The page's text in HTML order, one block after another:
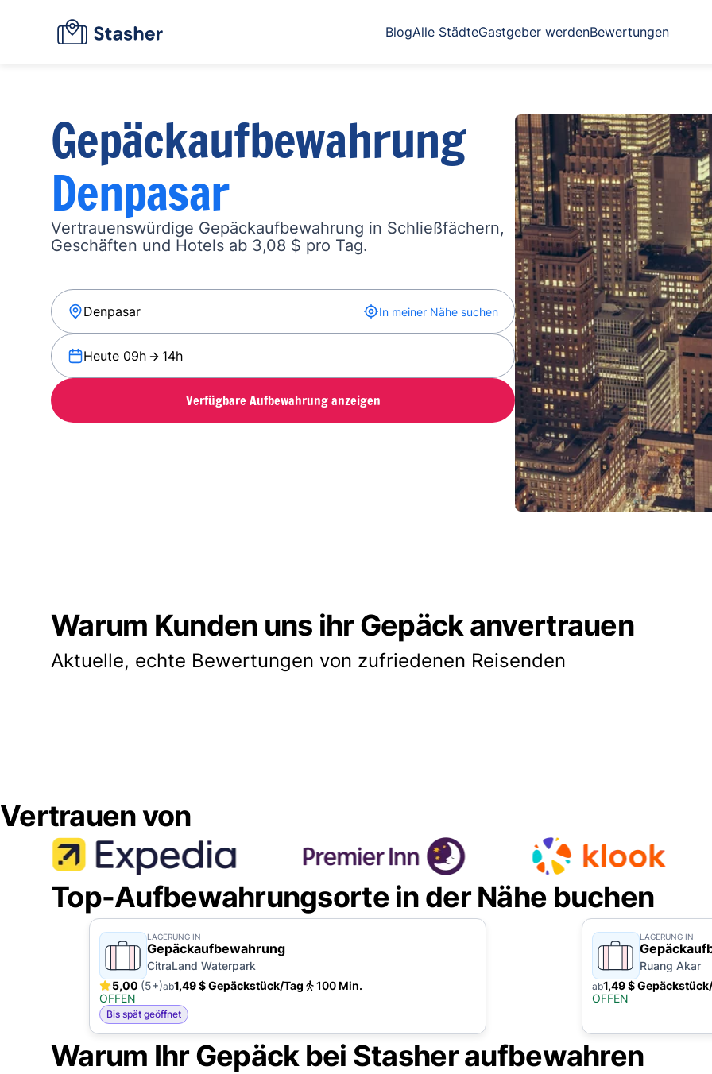
BlogAlle StädteGastgeber werdenBewertungen
Gepäckaufbewahrung
Denpasar
Vertrauenswürdige Gepäckaufbewahrung in Schließfächern,
Geschäften und Hotels ab 3,08 $ pro Tag.
In meiner Nähe suchen
Heute 09h 14h
Verfügbare Aufbewahrung anzeigen
Warum Kunden uns ihr Gepäck anvertrauen
Aktuelle, echte Bewertungen von zufriedenen Reisenden
Vertrauen von
Top-Aufbewahrungsorte in der Nähe buchen
LAGERUNG IN
Gepäckaufbewahrung
CitraLand Waterpark
5,00 (5+)ab1,49 $ Gepäckstück/Tag
100 Min.
OFFEN
Bis spät geöffnet
LAGERUNG IN
Ruang Akar
ab1,49 $
OFFEN
Warum Ihr Gepäck bei Stasher aufbewahren